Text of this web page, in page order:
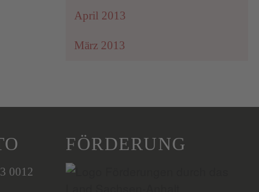
April 2013
März 2013
0012
FÖRDERUNG